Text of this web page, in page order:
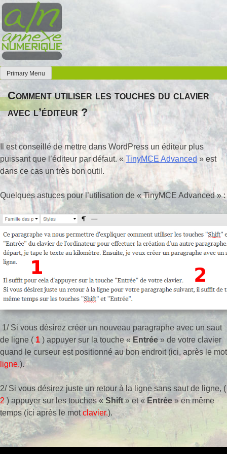
Skip
to
content
Annexe Numérique
Faites l'expérience de la simplicité
Primary Menu
Comment utiliser les touches du clavier
avec l’éditeur ?
Il est conseillé de mettre dans WordPress un éditeur plus
puissant que l’éditeur par défaut. «TinyMCE Advanced » est
dans ce cas un très bon outil.
Quelques astuces pour l’utilisation de « TinyMCE Advanced » :
1/ Si vous désirez créer un nouveau paragraphe avec un saut
de ligne ( 1 ) appuyer sur la touche « Entrée» de votre clavier
quand le curseur est positionné au bon endroit (ici, après le mot
ligne.).
2/ Si vous désirez juste un retour à la ligne sans saut de ligne, (
2 ) appuyer sur les touches «Shift» et « Entrée» en même
temps (ici après le motclavier.).